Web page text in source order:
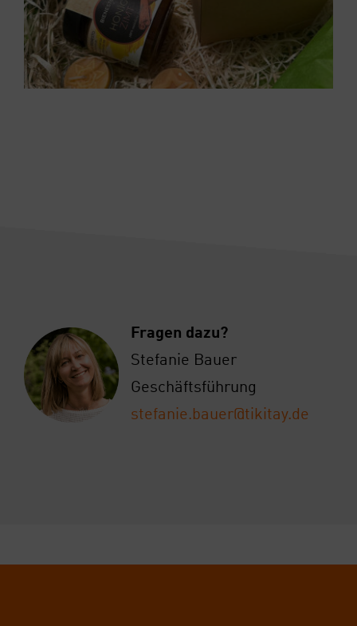
Fra­gen dazu?
Ste­fa­nie Bau­er
Geschäfts­füh­rung
stefanie.bauer@tikitay.de